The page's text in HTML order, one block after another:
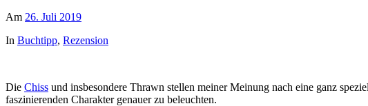
Am 26. Juli 2019
In Buchtipp, Rezension
Die Chiss und insbesondere Thrawn stellen meiner Meinung nach eine ganz
faszinierenden Charakter genauer zu beleuchten.